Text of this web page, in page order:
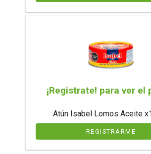
¡Registrate! para ver el
Atún Isabel Lomos Aceite
REGISTRARME